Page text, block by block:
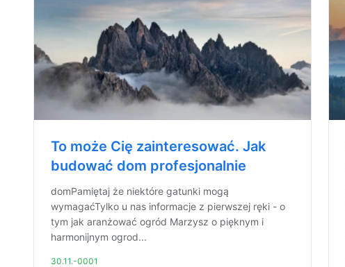
To może Cię zainteresować. Jak
budować dom profesjonalnie
domPamiętaj że niektóre gatunki mogą
wymagaćTylko u nas informacje z pierwszej ręki - o
tym jak aranżować ogród Marzysz o pięknym i
harmonijnym ogrod...
30.11.-0001